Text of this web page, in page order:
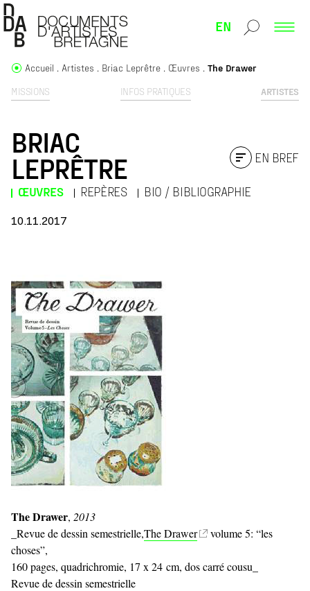
EN
MISSIONS INFOS PRATIQUES ARTISTES
Accueil Artistes Briac Leprêtre Œuvres The Drawer
BRIAC
LEPRÊTRE
ŒUVRES REPÈRES BIO / BIBLIOGRAPHIE
EN BREF
10.11.2017
The Drawer, 2013
_Revue de dessin semestrielle,The Drawer
volume 5: “les
choses”,
160 pages, quadrichromie, 17 x 24 cm, dos carré cousu_
Revue de dessin semestrielle